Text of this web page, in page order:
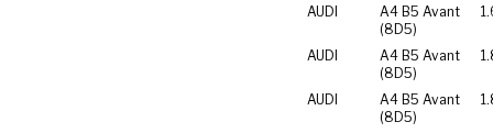
AUDI
A4 B5 Avant
(8D5)
AUDI
A4 B5 Avant
(8D5)
AUDI
A4 B5 Avant
(8D5)